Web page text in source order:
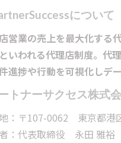
について
営業の売上を最大化する
いわれる代理店制度。代
進捗や行動を可視化しデ
トナーサクセス株式
：〒107-0062 東京都港
：代表取締役 永田 雅裕